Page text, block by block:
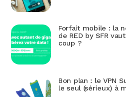
Forfait mobile : la
de RED by SFR
coup ?
Bon plan : le VPN
le seul (sérieux) à